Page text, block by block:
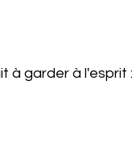
à garder à l'esprit :